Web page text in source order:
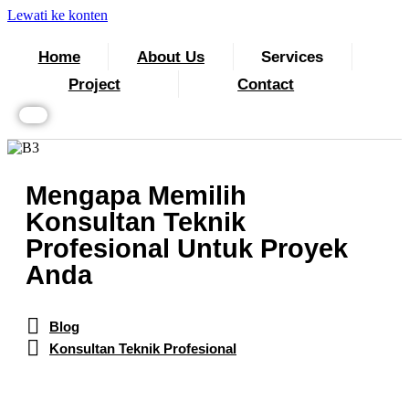
Lewati ke konten
Home About Us
Services
Project
Contact
Mengapa Memilih
Konsultan Teknik
Profesional Untuk Proyek
Anda
Blog
Konsultan Teknik Profesional